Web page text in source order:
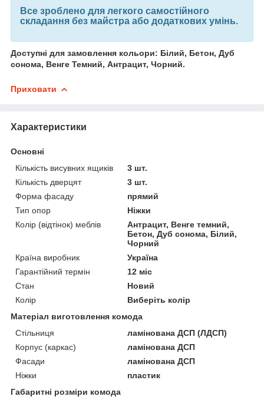
Все зроблено для легкого самостійного
складання без майстра або додаткових умінь.
Доступні для замовлення кольори: Білий, Бетон, Дуб
сонома, Венге Темний, Антрацит, Чорний.
Приховати
Характеристики
Основні
Кількість висувних ящиків
3 шт.
Кількість дверцят
3 шт.
Форма фасаду
прямий
Тип опор
Ніжки
Колір (відтінок) меблів
Антрацит, Венге темний,
Бетон, Дуб сонома, Білий,
Чорний
Країна виробник
Україна
Гарантійний термін
12 міс
Стан
Новий
Колір
Виберіть колір
Матеріал виготовлення комода
Стільниця
ламінована ДСП (ЛДСП)
Корпус (каркас)
ламінована ДСП
Фасади
ламінована ДСП
Ніжки
пластик
Габаритні розміри комода